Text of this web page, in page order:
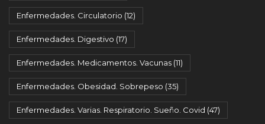
Enfermedades. Circulatorio (12)
Enfermedades. Digestivo (17)
Enfermedades. Medicamentos. Vacunas (11)
Enfermedades. Obesidad. Sobrepeso (35)
Enfermedades. Varias. Respiratorio. Sueño. Covid (47)